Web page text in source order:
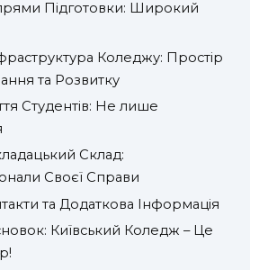
Підготовки: Широкий
Коледжу: Простір
та Розвитку
Студентів: Не лише
Склад:
Своєї Справи
та Додаткова Інформація
Київський Коледж – Це